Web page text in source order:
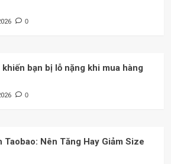
0
bạn bị lỗ nặng khi mua hàng
0
Taobao: Nên Tăng Hay Giảm Size